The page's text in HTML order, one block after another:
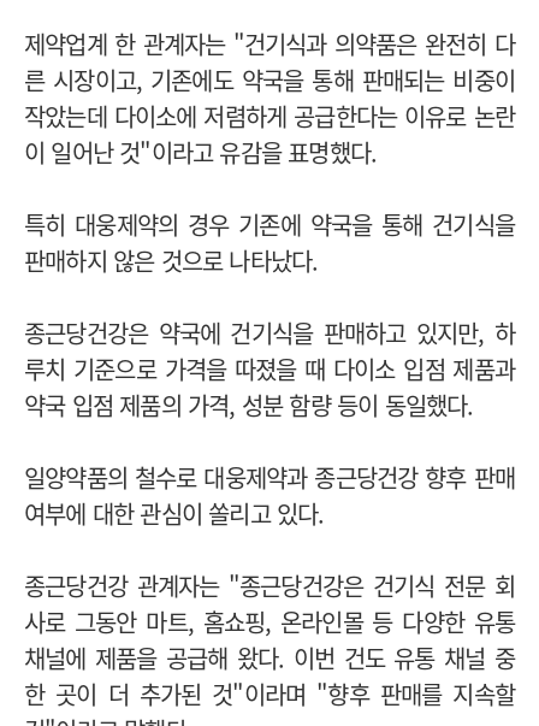
제약업계 한 관계자는 "건기식과 의약품은 완전히 다
른 시장이고, 기존에도 약국을 통해 판매되는 비중이
작았는데 다이소에 저렴하게 공급한다는 이유로 논란
이 일어난 것"이라고 유감을 표명했다.
특히 대웅제약의 경우 기존에 약국을 통해 건기식을
판매하지 않은 것으로 나타났다.
종근당건강은 약국에 건기식을 판매하고 있지만, 하
루치 기준으로 가격을 따졌을 때 다이소 입점 제품과
약국 입점 제품의 가격, 성분 함량 등이 동일했다.
일양약품의 철수로 대웅제약과 종근당건강 향후 판매
여부에 대한 관심이 쏠리고 있다.
종근당건강 관계자는 "종근당건강은 건기식 전문 회
사로 그동안 마트, 홈쇼핑, 온라인몰 등 다양한 유통
채널에 제품을 공급해 왔다. 이번 건도 유통 채널 중
한 곳이 더 추가된 것"이라며 "향후 판매를 지속할